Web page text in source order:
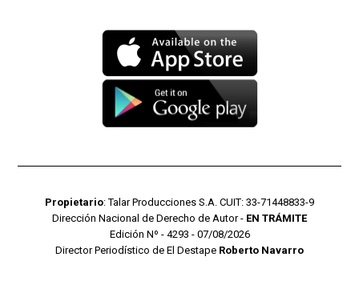
Propietario: Talar Producciones S.A. CUIT: 33-71448833-9
Dirección Nacional de Derecho de Autor - EN TRÁMITE
Edición Nº - 4293 - 07/08/2026
Director Periodístico de El Destape Roberto Navarro